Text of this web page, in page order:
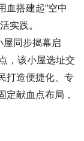
血搭建起“空中
实践。
屋同步揭幕启
，该小屋选址交
打造便捷化、专
定献血点布局，